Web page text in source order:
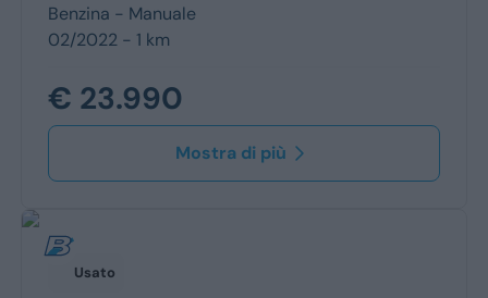
Benzina - Manuale
02/2022 - 1 km
€ 23.990
Mostra di più
Usato